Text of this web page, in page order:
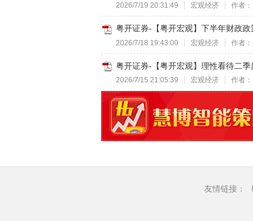
2026/7/19 20:31:49 宏观经济 作者
粤开证券-【粤开宏观】下半年财政
2026/7/18 19:43:00 宏观经济 作者
粤开证券-【粤开宏观】理性看待二
2026/7/15 21:05:39 宏观经济 作者
友情链接：